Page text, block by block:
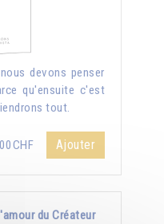
devons penser
qu'ensuite c'est
tout.
Ajouter
du Créateur